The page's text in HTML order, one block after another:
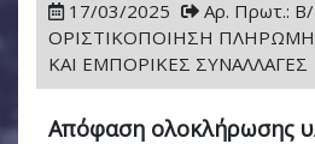
17/03/2025
Αρ. Πρωτ.:
ΟΡΙΣΤΙΚΟΠΟΙΗΣΗ
ΚΑΙ ΕΜΠΟΡΙΚΕΣ ΣΥΝΑΛΛΑΓΕΣ
Απόφαση ολοκλήρωσης